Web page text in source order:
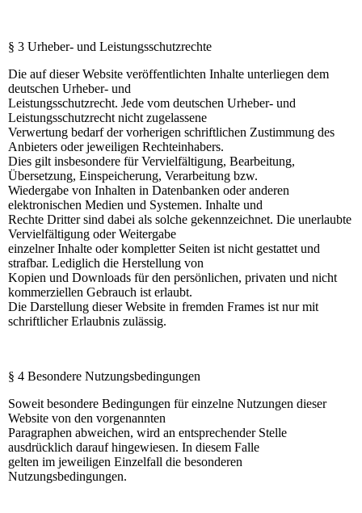
§ 3 Urheber- und Leistungsschutzrechte
Die auf dieser Website veröffentlichten Inhalte unterliegen dem
deutschen Urheber- und
Leistungsschutzrecht. Jede vom deutschen Urheber- und
Leistungsschutzrecht nicht zugelassene
Verwertung bedarf der vorherigen schriftlichen Zustimmung des
Anbieters oder jeweiligen Rechteinhabers.
Dies gilt insbesondere für Vervielfältigung, Bearbeitung,
Übersetzung, Einspeicherung, Verarbeitung bzw.
Wiedergabe von Inhalten in Datenbanken oder anderen
elektronischen Medien und Systemen. Inhalte und
Rechte Dritter sind dabei als solche gekennzeichnet. Die unerlaubte
Vervielfältigung oder Weitergabe
einzelner Inhalte oder kompletter Seiten ist nicht gestattet und
strafbar. Lediglich die Herstellung von
Kopien und Downloads für den persönlichen, privaten und nicht
kommerziellen Gebrauch ist erlaubt.
Die Darstellung dieser Website in fremden Frames ist nur mit
schriftlicher Erlaubnis zulässig.
§ 4 Besondere Nutzungsbedingungen
Soweit besondere Bedingungen für einzelne Nutzungen dieser
Website von den vorgenannten
Paragraphen abweichen, wird an entsprechender Stelle
ausdrücklich darauf hingewiesen. In diesem Falle
gelten im jeweiligen Einzelfall die besonderen
Nutzungsbedingungen.